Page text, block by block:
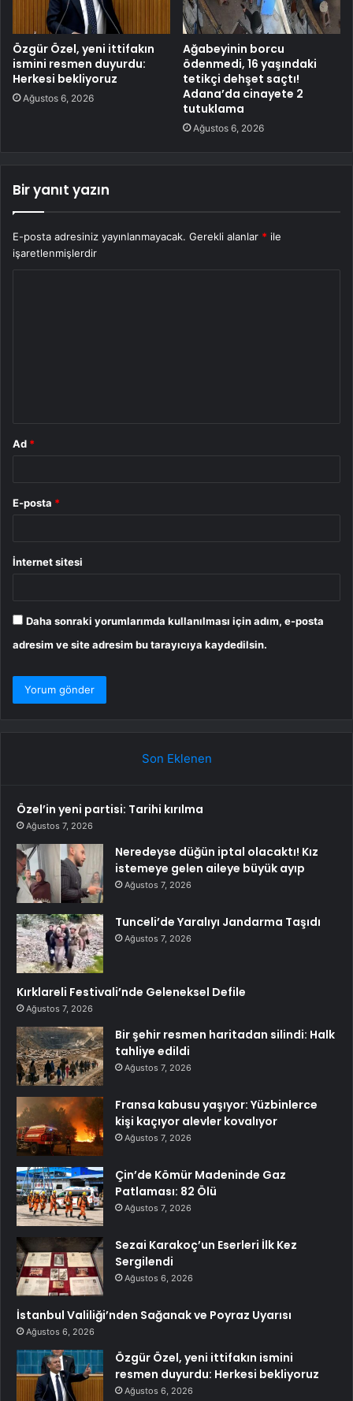
Özgür Özel, yeni ittifakın
ismini resmen duyurdu:
Herkesi bekliyoruz
Ağustos 6, 2026
Ağabeyinin borcu
ödenmedi, 16 yaşındaki
tetikçi dehşet saçtı!
Adana’da cinayete 2
tutuklama
Ağustos 6, 2026
Bir yanıt yazın
E-posta adresiniz yayınlanmayacak. Gerekli alanlar * ile
işaretlenmişlerdir
Ad *
E-posta *
İnternet sitesi
Daha sonraki yorumlarımda kullanılması için adım, e-posta
adresim ve site adresim bu tarayıcıya kaydedilsin.
Son Eklenen
Özel’in yeni partisi: Tarihi kırılma
Ağustos 7, 2026
Neredeyse düğün iptal olacaktı! Kız
istemeye gelen aileye büyük ayıp
Ağustos 7, 2026
Tunceli’de Yaralıyı Jandarma Taşıdı
Ağustos 7, 2026
Kırklareli Festivali’nde Geleneksel Defile
Ağustos 7, 2026
Bir şehir resmen haritadan silindi: Halk
tahliye edildi
Ağustos 7, 2026
Fransa kabusu yaşıyor: Yüzbinlerce
kişi kaçıyor alevler kovalıyor
Ağustos 7, 2026
Çin’de Kömür Madeninde Gaz
Patlaması: 82 Ölü
Ağustos 7, 2026
Sezai Karakoç’un Eserleri İlk Kez
Sergilendi
Ağustos 6, 2026
İstanbul Valiliği’nden Sağanak ve Poyraz Uyarısı
Ağustos 6, 2026
Özgür Özel, yeni ittifakın ismini
resmen duyurdu: Herkesi bekliyoruz
Ağustos 6, 2026